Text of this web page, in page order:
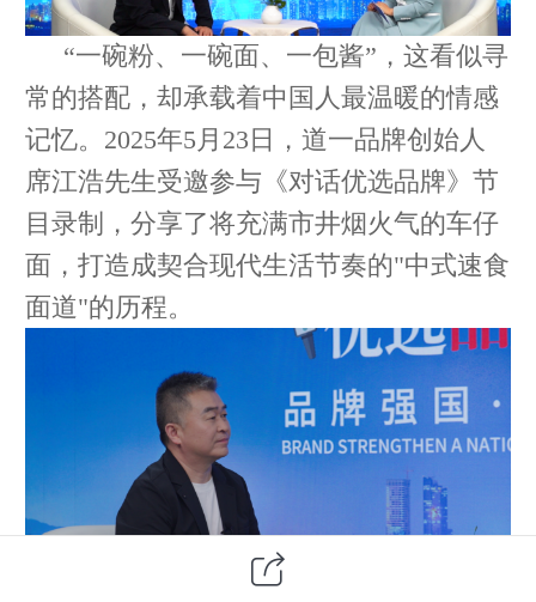
“一碗粉、一碗面、一包酱” ，这看似寻
常的搭配，却承载着中国人最温暖的情感
记忆。 2025年5月23日，道一品牌创始人
席江浩先生受邀参与《对话优选品牌》节
目录制，分享了将充满市井烟火气的车仔
面，打造成契合现代生活节奏的"中式速食
面道"的历程。